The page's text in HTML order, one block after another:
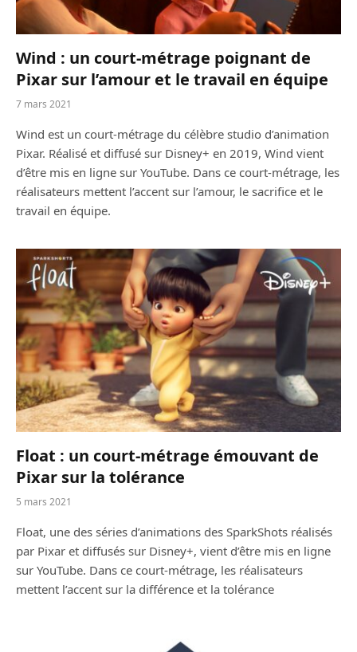
Wind : un court-métrage poignant de
Pixar sur l’amour et le travail en équipe
7 mars 2021
Wind est un court-métrage du célèbre studio d’animation
Pixar. Réalisé et diffusé sur Disney+ en 2019, Wind vient
d’être mis en ligne sur YouTube. Dans ce court-métrage, les
réalisateurs mettent l’accent sur l’amour, le sacrifice et le
travail en équipe.
Float : un court-métrage émouvant de
Pixar sur la tolérance
5 mars 2021
Float, une des séries d’animations des SparkShots réalisés
par Pixar et diffusés sur Disney+, vient d’être mis en ligne
sur YouTube. Dans ce court-métrage, les réalisateurs
mettent l’accent sur la différence et la tolérance